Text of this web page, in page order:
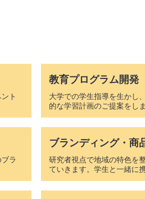
ト
ラ
​教育プログラム開発
大学での学生指導を生かし
的な学習計画のご提案をしま
ブランディング・商
研究者視点で地域の特色を
ていきます。学生と一緒に